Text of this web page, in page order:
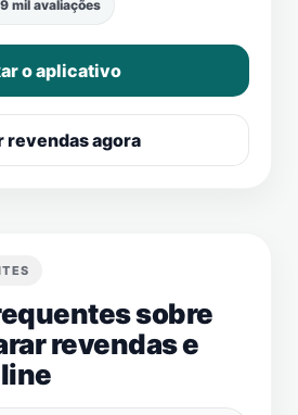
mil avaliações
o aplicativo
revendas agora
sobre
revendas e